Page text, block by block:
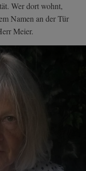
Wer dort wohnt,
Namen an der Tür
Meier.